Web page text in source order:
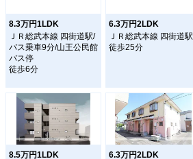
8.3万円1LDK
ＪＲ総武本線 四街道駅/
バス乗車9分/山王公民館
バス停
徒歩6分
6.3万円2LDK
ＪＲ総武本線 四街道駅
徒歩25分
8.5万円1LDK 6.3万円2LDK